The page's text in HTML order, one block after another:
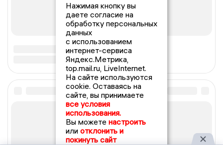
Нажимая кнопку вы
даете согласие на
обработку персональных
данных
с использованием
интернет-сервиса
Яндекс.Метрика,
top.mail.ru, LiveInternet.
На сайте используются
cookie. Оставаясь на
сайте, вы принимаете
все условия
использования.
Вы можете настроить
или отклонить и
покинуть сайт